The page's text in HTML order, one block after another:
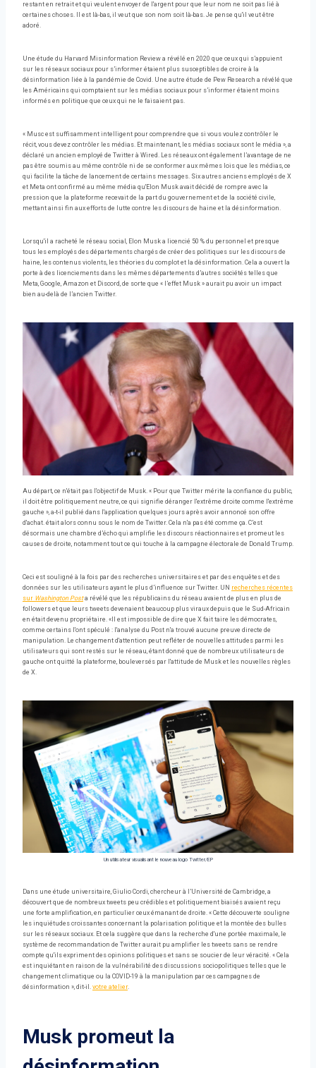
restant en retrait et qui veulent envoyer de l'argent pour que leur nom ne soit pas lié à
certaines choses. Il est là-bas, il veut que son nom soit là-bas. Je pense qu'il veut être
adoré.
Une étude du Harvard Misinformation Review a révélé en 2020 que ceux qui s’appuient
sur les réseaux sociaux pour s’informer étaient plus susceptibles de croire à la
désinformation liée à la pandémie de Covid. Une autre étude de Pew Research a révélé que
les Américains qui comptaient sur les médias sociaux pour s’informer étaient moins
informés en politique que ceux qui ne le faisaient pas.
« Musc est suffisamment intelligent pour comprendre que si vous voulez contrôler le
récit, vous devez contrôler les médias. Et maintenant, les médias sociaux sont le média », a
déclaré un ancien employé de Twitter à Wired. Les réseaux ont également l’avantage de ne
pas être soumis au même contrôle ni de se conformer aux mêmes lois que les médias, ce
qui facilite la tâche de lancement de certains messages. Six autres anciens employés de X
et Meta ont confirmé au même média qu'Elon Musk avait décidé de rompre avec la
pression que la plateforme recevait de la part du gouvernement et de la société civile,
mettant ainsi fin aux efforts de lutte contre les discours de haine et la désinformation.
Lorsqu'il a racheté le réseau social, Elon Musk a licencié 50 % du personnel et presque
tous les employés des départements chargés de créer des politiques sur les discours de
haine, les contenus violents, les théories du complot et la désinformation. Cela a ouvert la
porte à des licenciements dans les mêmes départements d’autres sociétés telles que
Meta, Google, Amazon et Discord, de sorte que « l’effet Musk » aurait pu avoir un impact
bien au-delà de l’ancien Twitter.
Au départ, ce n'était pas l'objectif de Musk. « Pour que Twitter mérite la confiance du public,
il doit être politiquement neutre, ce qui signifie déranger l'extrême droite comme l'extrême
gauche », a-t-il publié dans l'application quelques jours après avoir annoncé son offre
d'achat. était alors connu sous le nom de Twitter. Cela n'a pas été comme ça. C’est
désormais une chambre d’écho qui amplifie les discours réactionnaires et promeut les
causes de droite, notamment tout ce qui touche à la campagne électorale de Donald Trump.
Ceci est souligné à la fois par des recherches universitaires et par des enquêtes et des
données sur les utilisateurs ayant le plus d’influence sur Twitter. UN recherches récentes
sur Washington Posta révélé que les républicains du réseau avaient de plus en plus de
followers et que leurs tweets devenaient beaucoup plus viraux depuis que le Sud-Africain
en était devenu propriétaire. «Il est impossible de dire que X fait taire les démocrates,
comme certains l'ont spéculé : l'analyse du Post n'a trouvé aucune preuve directe de
manipulation. Le changement d'attention peut refléter de nouvelles attitudes parmi les
utilisateurs qui sont restés sur le réseau, étant donné que de nombreux utilisateurs de
gauche ont quitté la plateforme, bouleversés par l'attitude de Musk et les nouvelles règles
de X.
Un utilisateur visualisant le nouveau logo Twitter/EP
Dans une étude universitaire, Giulio Cordi, chercheur à l’Université de Cambridge, a
découvert que de nombreux tweets peu crédibles et politiquement biaisés avaient reçu
une forte amplification, en particulier ceux émanant de droite. « Cette découverte souligne
les inquiétudes croissantes concernant la polarisation politique et la montée des bulles
sur les réseaux sociaux. Et cela suggère que dans la recherche d'une portée maximale, le
système de recommandation de Twitter aurait pu amplifier les tweets sans se rendre
compte qu'ils expriment des opinions politiques et sans se soucier de leur véracité. « Cela
est inquiétant en raison de la vulnérabilité des discussions sociopolitiques telles que le
changement climatique ou la COVID-19 à la manipulation par ces campagnes de
désinformation », dit-il. votre atelier.
Musk promeut la